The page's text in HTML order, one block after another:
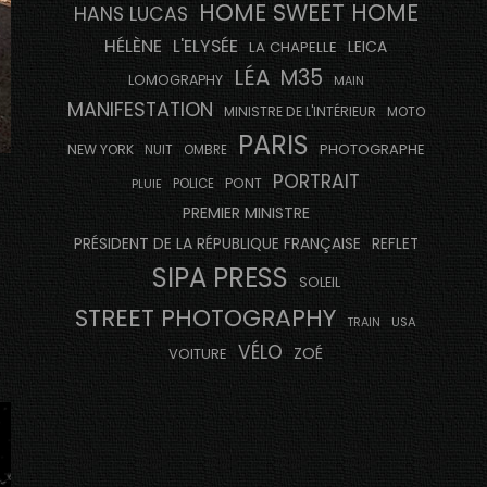
HANS LUCAS HOME SWEET HOME
HÉLÈNE L'ELYSÉE LA CHAPELLE LEICA
LOMOGRAPHY LÉA M35 MAIN
MANIFESTATION MINISTRE DE L'INTÉRIEUR MOTO
NEW YORK NUIT OMBRE PARIS PHOTOGRAPHE
PLUIE POLICE PONT PORTRAIT
PREMIER MINISTRE
PRÉSIDENT DE LA RÉPUBLIQUE FRANÇAISE REFLET
SIPA PRESS SOLEIL
STREET PHOTOGRAPHY TRAIN USA
VOITURE VÉLO ZOÉ